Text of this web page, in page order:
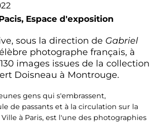
Espace d'exposition
sous la direction de Gabriel
photographe français, à
images issues de la collection
Doisneau à Montrouge.
gens qui s'embrassent,
de passants et à la circulation sur la
à Paris, est l'une des photographies